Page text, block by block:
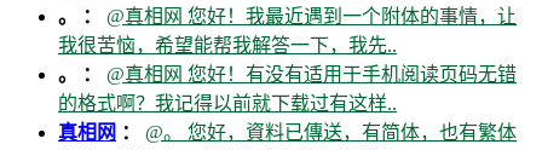
。 ： @真相网 您好！我最近遇到一个附体的事情，让
我很苦恼，希望能帮我解答一下，我先..
。 ： @真相网 您好！有没有适用于手机阅读页码无错
的格式啊？我记得以前就下载过有这样..
真相网 ： @。 您好，資料已傳送，有简体，也有繁体